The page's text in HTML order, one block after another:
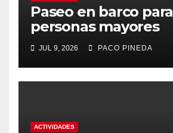
Paseo en barco para
personas mayores
JUL 9, 2026 PACO PINEDA
ACTIVIDADES